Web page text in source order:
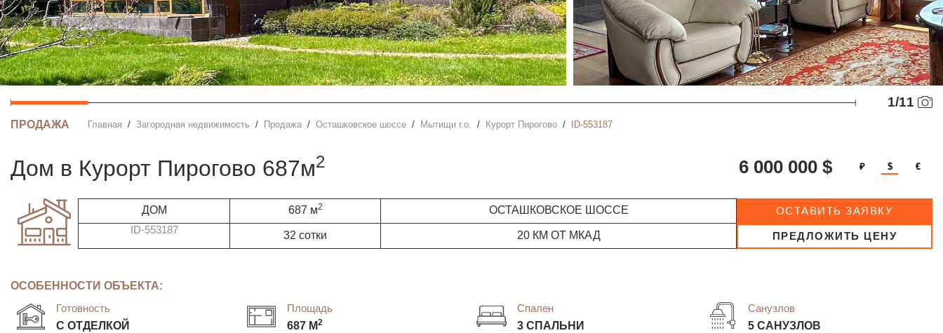
1/11
ПРОДАЖА Главная Загородная недвижимость Продажа Осташковское шоссе Мытищи г.о. Курорт Пирогово ID-553187
дом в Курорт Пирогово 687м2 6 000 000 $ ₽ $ €
ДОМ 687 м2 ОСТАШКОВСКОЕ ШОССЕ
ID-553187 32 сотки 20 КМ ОТ МКАД
ОСТАВИТЬ ЗАЯВКУ
ПРЕДЛОЖИТЬ ЦЕНУ
ОСОБЕННОСТИ ОБЪЕКТА:
Готовность
С ОТДЕЛКОЙ
Площадь
687 М2
Спален
3 СПАЛЬНИ
Санузлов
5 САНУЗЛОВ